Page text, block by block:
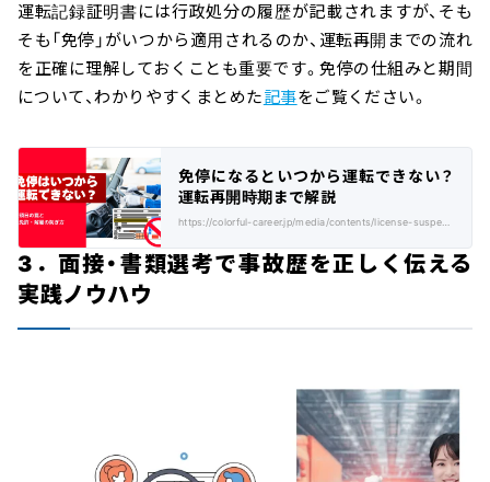
運転記録証明書には行政処分の履歴が記載されますが、そも
そも「免停」がいつから適用されるのか、運転再開までの流れ
を正確に理解しておくことも重要です。免停の仕組みと期間
について、わかりやすくまとめた記事をご覧ください。
免停になるといつから運転できない？
運転再開時期まで解説
https://colorful-career.jp/media/contents/license-suspension-since-when/
3．面接・書類選考で事故歴を正しく伝える
実践ノウハウ